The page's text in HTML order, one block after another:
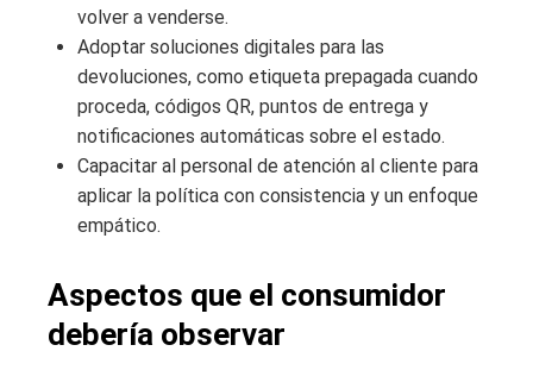
volver a venderse.
Adoptar soluciones digitales para las
devoluciones, como etiqueta prepagada cuando
proceda, códigos QR, puntos de entrega y
notificaciones automáticas sobre el estado.
Capacitar al personal de atención al cliente para
aplicar la política con consistencia y un enfoque
empático.
Aspectos que el consumidor
debería observar